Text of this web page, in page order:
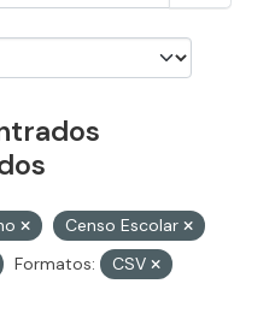
Censo Escolar
Formatos:
CSV